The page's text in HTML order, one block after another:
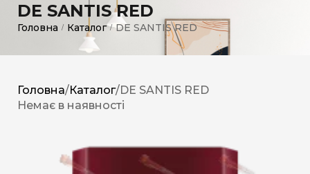
DE SANTIS RED
Головна / Каталог / DE SANTIS RED
Головна/Каталог/DE SANTIS RED
Немає в наявності